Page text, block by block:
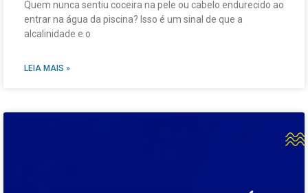
Quem nunca sentiu coceira na pele ou cabelo endurecido ao
entrar na água da piscina? Isso é um sinal de que a
alcalinidade e o
LEIA MAIS »